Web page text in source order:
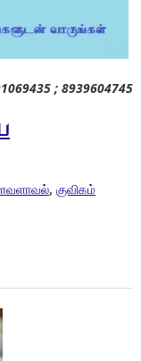
; 8939604745
, குவிகம்